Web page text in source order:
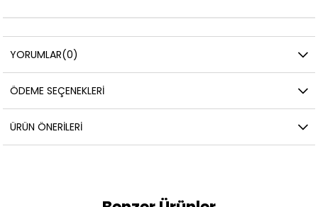
YORUMLAR(0)
ÖDEME SEÇENEKLERI
ÜRÜN ÖNERILERI